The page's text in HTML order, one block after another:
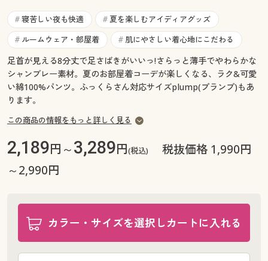
お気に入り
サポート
ご利用ガイド
よくある質問とお問い合わせ
ご利用ガイド
よくある質問とお問い合わせ
# 寝苦しい夜も快適 # 夏を楽しむアイディアグッズ
# ルームウェア・部屋着 # 肌にやさしい着心地にこだわる
足首が見える8分丈で足さばきがいいっ!さらっと薄手でやわらかな
シャンブレー素材。夏のお部屋着コーデが楽しくなる、ラク&可愛
い綿100%パンツ。ふっくらさん対応サイズplump(プランプ)もあ
ります。
この商品の情報をもっと詳しく見る
2,189円～3,289円(税込)
税抜価格 1,990円
～2,990円
カラー・サイズを選択しカートに入れる